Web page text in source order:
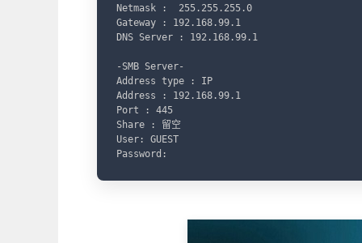
Netmask :  255.255.255.0
Gateway : 192.168.99.1
DNS Server : 192.168.99.1
-SMB Server-
Address type : IP
Address : 192.168.99.1
Port : 445
Share : 留空
User: GUEST
Password: